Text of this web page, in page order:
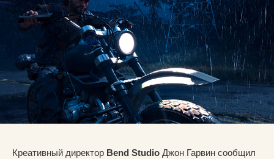
Креативный директор Bend Studio Джон Гарвин сообщил